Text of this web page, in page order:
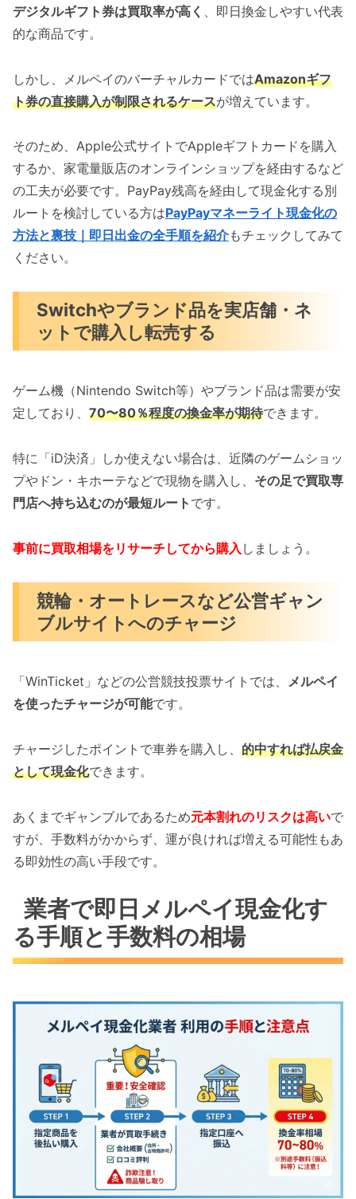
デジタルギフト券は買取率が高く
、即日換金しやすい代表
的な商品です。
しかし、メルペイのバーチャルカードではAmazonギフ
ト券の直接購入が制限されるケースが増えています。
そのため、Apple公式サイトでAppleギフトカードを購入
するか、家電量販店のオンラインショップを経由するなど
の工夫が必要です。PayPay残高を経由して現金化する別
ルートを検討している方はPayPayマネーライト現金化の
方法と裏技｜即日出金の全手順を紹介もチェックしてみて
ください。
Switchやブランド品を実店舗・ネ
ットで購入し転売する
ゲーム機（Nintendo Switch等）やブランド品は需要が安
定しており、 70〜80％程度の換金率が期待できます。
特に「iD決済」しか使えない場合は、近隣のゲームショッ
プやドン・キホーテなどで現物を購入し、 その足で買取専
門店へ持ち込むのが最短ルート です。
事前に買取相場をリサーチしてから購入 しましょう。
競輪・オートレースなど公営ギャン
ブルサイトへのチャージ
「WinTicket」などの公営競技投票サイトでは、
メルペイ
を使ったチャージが可能です。
チャージしたポイントで車券を購入し、 的中すれば払戻金
として現金化できます。
あくまでギャンブルであるため元本割れのリスクは高いで
すが、手数料がかからず、運が良ければ増える可能性もあ
る即効性の高い手段です。
業者で即日メルペイ現金化す
る手順と手数料の相場